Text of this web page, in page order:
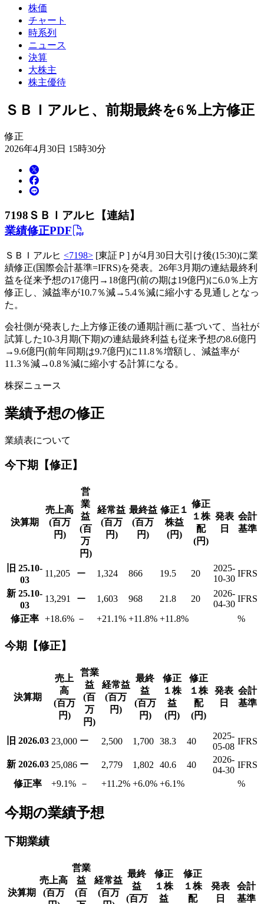
株価
チャート
時系列
ニュース
決算
大株主
株主優待
ＳＢＩアルヒ、前期最終を6％上方修正
修正
2026年4月30日 15時30分
7198 ＳＢＩアルヒ【連結】
業績修正PDF
ＳＢＩアルヒ <7198> [東証Ｐ] が4月30日大引け後(15:30)に業
績修正(国際会計基準=IFRS)を発表。26年3月期の連結最終利
益を従来予想の17億円→18億円(前の期は19億円)に6.0％上方
修正し、減益率が10.7％減→5.4％減に縮小する見通しとなっ
た。
会社側が発表した上方修正後の通期計画に基づいて、当社が
試算した10-3月期(下期)の連結最終利益も従来予想の8.6億円
→9.6億円(前年同期は9.7億円)に11.8％増額し、減益率が
11.3％減→0.8％減に縮小する計算になる。
株探ニュース
業績予想の修正
業績表について
今下期【修正】
決算期
売上高
(百万
円)
営
業
益
(百
万
円)
経常益
(百万
円)
最終益
(百万
円)
修正１
株益
(円)
修正
１株
配
(円)
発表
日
会計
基準
旧 25.10-
03
11,205 ー 1,324 866 19.5 20
2025-
10-30
IFRS
新 25.10-
03
13,291 ー 1,603 968 21.8 20
2026-
04-30
IFRS
修正率
+18.6% － +21.1% +11.8% +11.8% %
今期【修正】
決算期
売上
高
(百万
円)
営業
益
(百
万
円)
経常益
(百万
円)
最終
益
(百万
円)
修正
１株
益
(円)
修正
１株
配
(円)
発表
日
会計
基準
旧 2026.03 23,000 ー 2,500 1,700 38.3 40
2025-
05-08
IFRS
新 2026.03 25,086 ー 2,779 1,802 40.6 40
2026-
04-30
IFRS
修正率
+9.1% － +11.2% +6.0% +6.1% %
今期の業績予想
下期業績
決算期
売上高
(百万
営業
益
(百
経常益
(百万
最終
益
(百万
修正
１株
益
修正
１株
配
発表
日
会計
基準